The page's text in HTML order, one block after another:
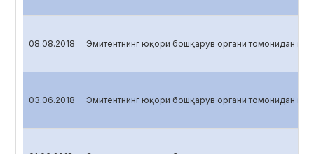
08.08.2018 Эмитентнинг юқори бошқарув органи томонидан
03.06.2018 Эмитентнинг юқори бошқарув органи томонидан